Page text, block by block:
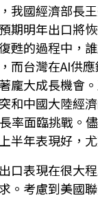
我國經濟部長
期明年出口將
甦的過程中，
而台灣在AI供
龐大成長機會
和中國大陸經
率面臨挑戰。
半年表現好，
口表現在很大
。考慮到美國